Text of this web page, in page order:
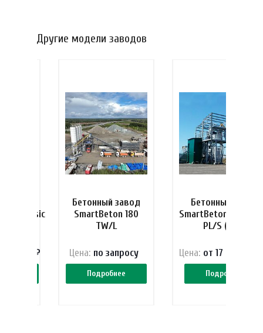
Другие модели заводов
Classic
200 ₽
Бетонный завод
SmartBeton 180
TW/L
Подробнее
Цена: по запросу
Бетонный завод
SmartBeton 60
PL/S (PL/L)
Подробнее
Цена: от 17 047 973